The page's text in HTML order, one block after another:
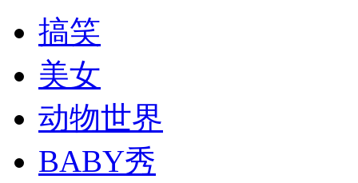
走！跟着总书记去植树
消防员救轻生者 花炮节热闹非凡
搞笑
美女
动物世界
BABY秀